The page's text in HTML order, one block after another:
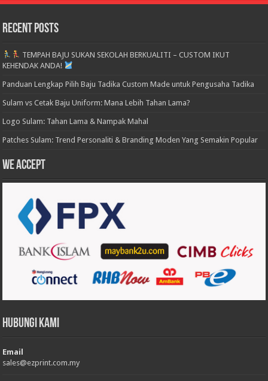
Recent Posts
TEMPAH BAJU SUKAN SEKOLAH BERKUALITI – CUSTOM IKUT
KEHENDAK ANDA!
Panduan Lengkap Pilih Baju Tadika Custom Made untuk Pengusaha Tadika
Sulam vs Cetak Baju Uniform: Mana Lebih Tahan Lama?
Logo Sulam: Tahan Lama & Nampak Mahal
Patches Sulam: Trend Personaliti & Branding Moden Yang Semakin Popular
We accept
Hubungi Kami
Email
sales@ezprint.com.my